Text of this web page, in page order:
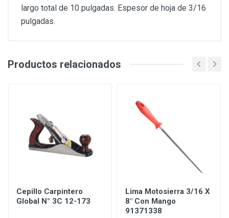
largo total de 10 pulgadas. Espesor de hoja de 3/16
pulgadas.
Productos relacionados
Cepillo Carpintero
Global N° 3C 12-173
Lima Motosierra 3/16 X
8" Con Mango
91371338